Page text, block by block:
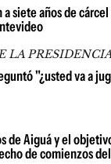
siete años de
LA
"¿usted va a
de Aiguá y el
de comienzos